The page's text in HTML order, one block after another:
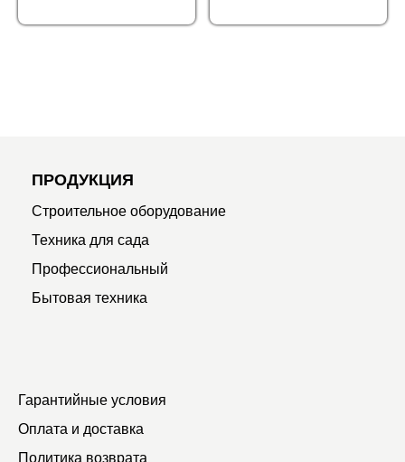
ПРОДУКЦИЯ
Строительное оборудование
Техника для сада
Профессиональный
Бытовая техника
Гарантийные условия
Оплата и доставка
Политика возврата